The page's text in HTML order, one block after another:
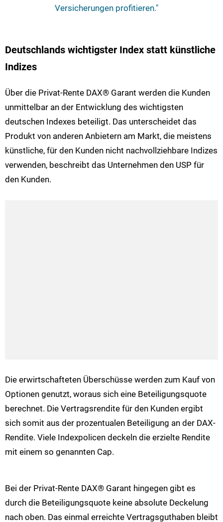
Versicherungen profitieren."
Deutschlands wichtigster Index statt künstliche
Indizes
Über die Privat-Rente DAX® Garant werden die Kunden
unmittelbar an der Entwicklung des wichtigsten
deutschen Indexes beteiligt. Das unterscheidet das
Produkt von anderen Anbietern am Markt, die meistens
künstliche, für den Kunden nicht nachvollziehbare Indizes
verwenden, beschreibt das Unternehmen den USP für
den Kunden.
Die erwirtschafteten Überschüsse werden zum Kauf von
Optionen genutzt, woraus sich eine Beteiligungsquote
berechnet. Die Vertragsrendite für den Kunden ergibt
sich somit aus der prozentualen Beteiligung an der DAX-
Rendite. Viele Indexpolicen deckeln die erzielte Rendite
mit einem so genannten Cap.
Bei der Privat-Rente DAX® Garant hingegen gibt es
durch die Beteiligungsquote keine absolute Deckelung
nach oben. Das einmal erreichte Vertragsguthaben bleibt